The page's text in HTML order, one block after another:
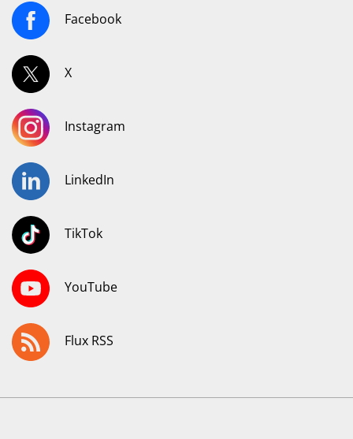
Facebook
X
Instagram
LinkedIn
TikTok
YouTube
Flux RSS